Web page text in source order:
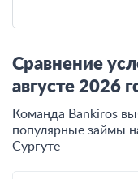
Сравнение
августе 2026
Команда Bankiros
популярные займы
Сургуте